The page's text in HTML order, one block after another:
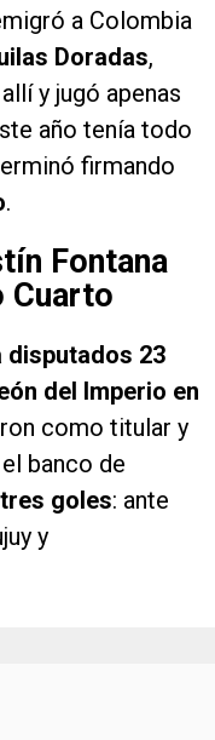
a Colombia
Doradas,
y jugó apenas
año tenía todo
firmando
.
Fontana
Cuarto
disputados 23
del Imperio en
como titular y
banco de
goles: ante
y